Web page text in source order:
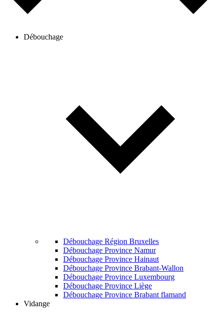
Débouchage
Débouchage Région Bruxelles
Débouchage Province Namur
Débouchage Province Hainaut
Débouchage Province Brabant-Wallon
Débouchage Province Luxembourg
Débouchage Province Liège
Débouchage Province Brabant flamand
Vidange